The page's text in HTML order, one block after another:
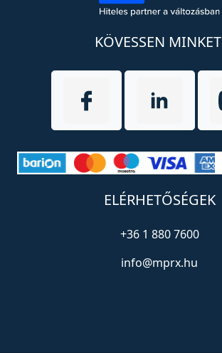
KÖVESSEN
ELÉRHETŐSÉGEK
+36 1 880 7600
info@mprx.hu